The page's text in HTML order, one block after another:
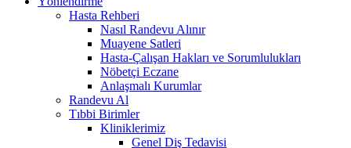
Hasta Rehberi
Nasıl Randevu Alınır
Muayene Satleri
Hasta-Çalışan Hakları ve Sorumlulukları
Nöbetçi Eczane
Anlaşmalı Kurumlar
Randevu Al
Tıbbi Birimler
Kliniklerimiz
Genel Diş Tedavisi